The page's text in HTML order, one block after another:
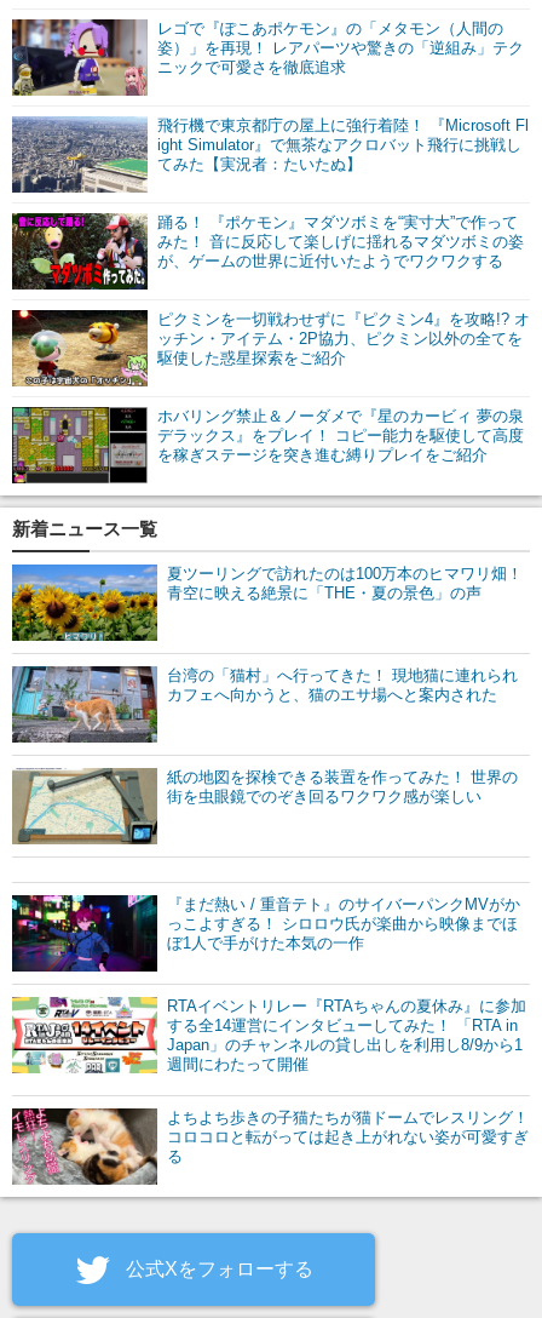
レゴで『ぽこあポケモン』の「メタモン（人間の
姿）」を再現！ レアパーツや驚きの「逆組み」テク
ニックで可愛さを徹底追求
飛行機で東京都庁の屋上に強行着陸！ 『Microsoft Fl
ight Simulator』で無茶なアクロバット飛行に挑戦し
てみた【実況者：たいたぬ】
踊る！ 『ポケモン』マダツボミを“実寸大”で作って
みた！ 音に反応して楽しげに揺れるマダツボミの姿
が、ゲームの世界に近付いたようでワクワクする
ピクミンを一切戦わせずに『ピクミン4』を攻略!? オ
ッチン・アイテム・2P協力、ピクミン以外の全てを
駆使した惑星探索をご紹介
ホバリング禁止＆ノーダメで『星のカービィ 夢の泉
デラックス』をプレイ！ コピー能力を駆使して高度
を稼ぎステージを突き進む縛りプレイをご紹介
新着ニュース一覧
夏ツーリングで訪れたのは100万本のヒマワリ畑！
青空に映える絶景に「THE・夏の景色」の声
台湾の「猫村」へ行ってきた！ 現地猫に連れられ
カフェへ向かうと、猫のエサ場へと案内された
紙の地図を探検できる装置を作ってみた！ 世界の
街を虫眼鏡でのぞき回るワクワク感が楽しい
『まだ熱い / 重音テト』のサイバーパンクMVがか
っこよすぎる！ シロロウ氏が楽曲から映像までほ
ぼ1人で手がけた本気の一作
RTAイベントリレー『RTAちゃんの夏休み』に参加
する全14運営にインタビューしてみた！ 「RTA in
Japan」のチャンネルの貸し出しを利用し8/9から1
週間にわたって開催
よちよち歩きの子猫たちが猫ドームでレスリング！
コロコロと転がっては起き上がれない姿が可愛すぎ
る
公式Xをフォローする